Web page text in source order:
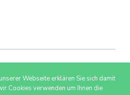
AdSimple GmbH
Webseite erklären Sie sich damit
Cookies verwenden um Ihnen die